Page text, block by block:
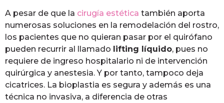
A pesar de que la cirugía estética también aporta
numerosas soluciones en la remodelación del rostro,
los pacientes que no quieran pasar por el quirófano
pueden recurrir al llamado lifting líquido, pues no
requiere de ingreso hospitalario ni de intervención
quirúrgica y anestesia. Y por tanto, tampoco deja
cicatrices. La bioplastia es segura y además es una
técnica no invasiva, a diferencia de otras